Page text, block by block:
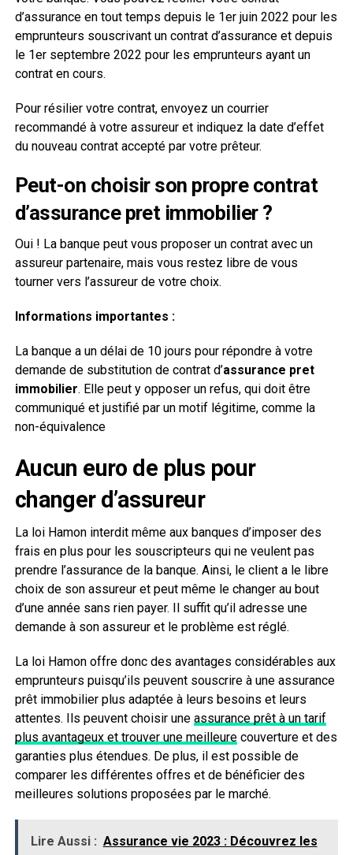
d’assurance en tout temps depuis le 1er juin 2022 pour les
emprunteurs souscrivant un contrat d’assurance et depuis
le 1er septembre 2022 pour les emprunteurs ayant un
contrat en cours.
Pour résilier votre contrat, envoyez un courrier
recommandé à votre assureur et indiquez la date d’effet
du nouveau contrat accepté par votre prêteur.
Peut-on choisir son propre contrat
d’assurance pret immobilier?
Oui ! La banque peut vous proposer un contrat avec un
assureur partenaire, mais vous restez libre de vous
tourner vers l’assureur de votre choix.
Informations importantes :
La banque a un délai de 10 jours pour répondre à votre
demande de substitution de contrat d’assurance pret
immobilier. Elle peut y opposer un refus, qui doit être
communiqué et justifié par un motif légitime, comme la
non-équivalence
Aucun euro de plus pour
changer d’assureur
La loi Hamon interdit même aux banques d’imposer des
frais en plus pour les souscripteurs qui ne veulent pas
prendre l’assurance de la banque. Ainsi, le client a le libre
choix de son assureur et peut même le changer au bout
d’une année sans rien payer. Il suffit qu’il adresse une
demande à son assureur et le problème est réglé.
La loi Hamon offre donc des avantages considérables aux
emprunteurs puisqu’ils peuvent souscrire à une assurance
prêt immobilier plus adaptée à leurs besoins et leurs
attentes. Ils peuvent choisir une assurance prêt à un tarif
plus avantageux et trouver une meilleurecouverture et des
garanties plus étendues. De plus, il est possible de
comparer les différentes offres et de bénéficier des
meilleures solutions proposées par le marché.
Lire Aussi : Assurance vie 2023 : Découvrez les